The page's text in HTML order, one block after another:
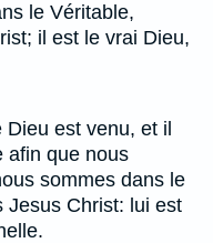
le Véritable,
il est le vrai Dieu,
est venu, et il
afin que nous
sommes dans le
Jesus Christ: lui est